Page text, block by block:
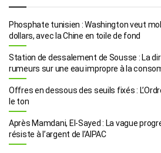
Phosphate tunisien : Washington veut
dollars, avec la Chine en toile de fond
Station de dessalement de Sousse : La
rumeurs sur une eau impropre à la
Offres en dessous des seuils fixés :
le ton
Après Mamdani, El-Sayed : La vague
résiste à l’argent de l’AIPAC